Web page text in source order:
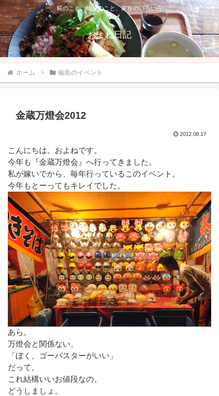
糀のこと、能登のこと、家族のいろいろ
およね日記
ホーム 輪島のイベント
金蔵万燈会2012
2012.08.17
こんにちは。およねです。
今年も『金蔵万燈会』へ行ってきました。
私が嫁いでから、毎年行っているこのイベント。
今年もとーってもキレイでした。
あら。
万燈会と関係ない。
「ぼく、ゴーバスターがいい」
だって。
これ結構いいお値段なの。
どうしましょ。